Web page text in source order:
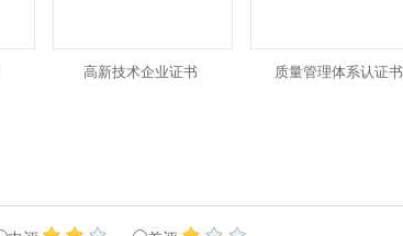
高新技术企业证书 质量管理体系认证书